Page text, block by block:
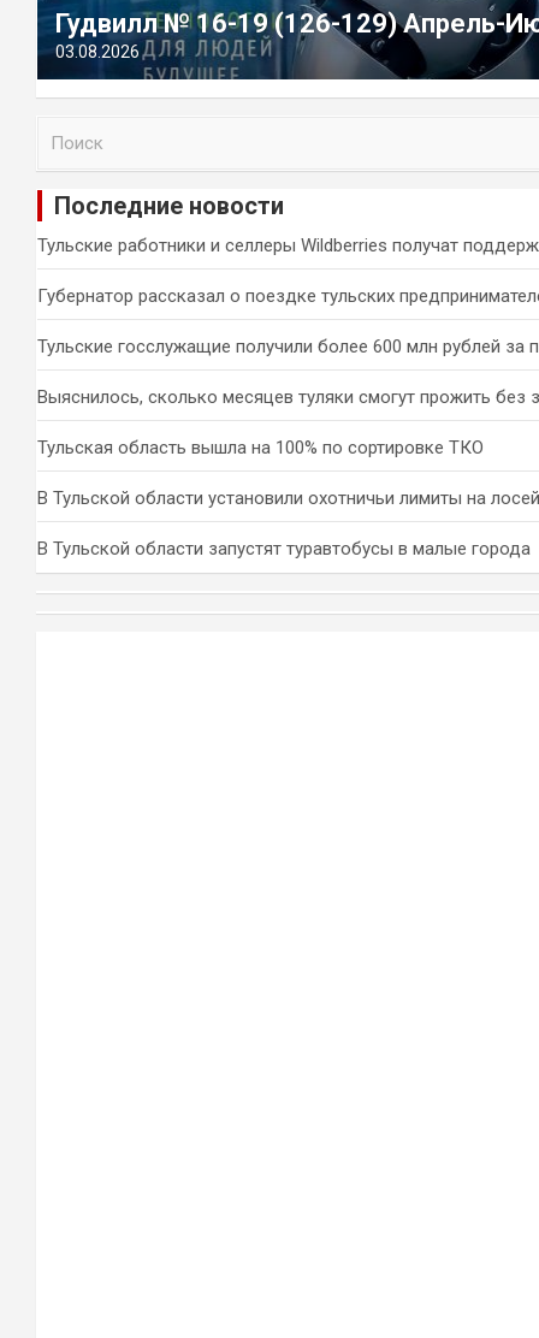
Гудвилл № 16-19 (126-129) Апрель-
03.08.2026
и
Последние новости
Тульские работники и селлеры Wildberries получат
Губернатор рассказал о поездке тульских
Тульские госслужащие получили более 600 млн рублей за
Выяснилось, сколько месяцев туляки смогут прожить без
Тульская область вышла на 100% по сортировке ТКО
В Тульской области установили охотничьи лимиты на
В Тульской области запустят туравтобусы в малые города